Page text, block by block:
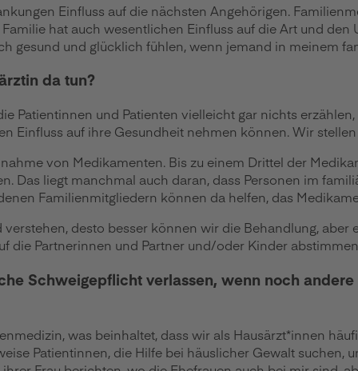
Einfluss auf die nächsten Angehörigen.
hat auch wesentlichen Einfluss auf die Art und
gesund und glücklich fühlen, wenn jemand in meinem
da tun?
Patientinnen und Patienten vielleicht gar nichts
Einfluss auf ihre Gesundheit nehmen können. Wir
von Medikamenten. Bis zu einem Drittel der
Das liegt manchmal auch daran, dass Personen im
Familienmitgliedern können da helfen, das
desto besser können wir die Behandlung,
die Partnerinnen und Partner und/oder Kinder
Schweigepflicht verlassen, wenn noch
was beinhaltet, dass wir als Hausärzt*innen
Patientinnen, die Hilfe bei häuslicher Gewalt suchen,